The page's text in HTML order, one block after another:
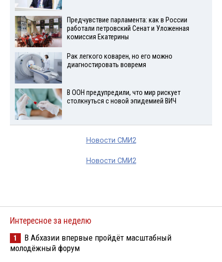
Предчувствие парламента: как в России
работали петровский Сенат и Уложенная
комиссия Екатерины
Рак легкого коварен, но его можно
диагностировать вовремя
В ООН предупредили, что мир рискует
столкнуться с новой эпидемией ВИЧ
Новости СМИ2
Новости СМИ2
Интересное за неделю
1
В Абхазии впервые пройдёт масштабный
молодёжный форум